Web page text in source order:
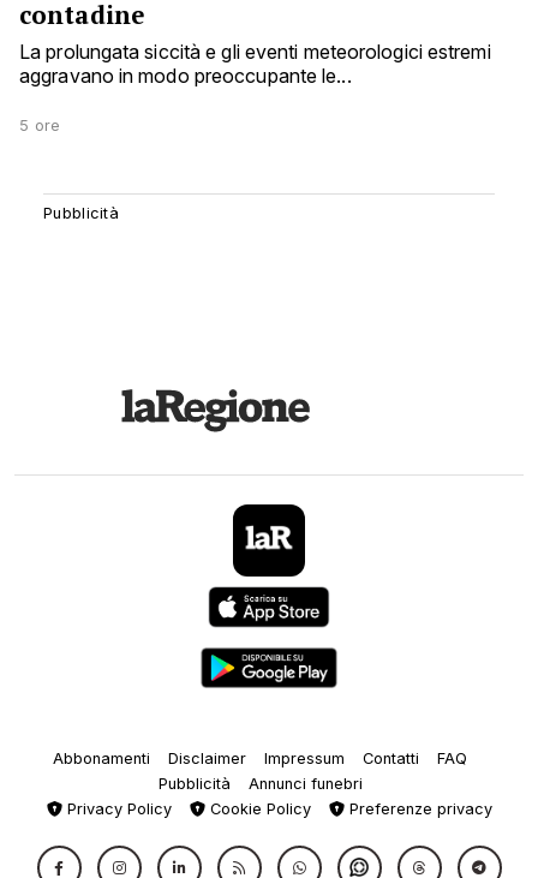
contadine
La prolungata siccità e gli eventi meteorologici estremi
aggravano in modo preoccupante le...
5 ore
Abbonamenti Disclaimer Impressum Contatti
FAQ
Pubblicità
Annunci funebri
Privacy Policy
Cookie Policy Preferenze privacy